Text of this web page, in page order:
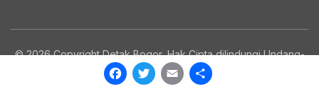
Facebook
Twitter
Email
© 2026 Copyright Detak Bogor, Hak Cipta dilindungi Undang-
undang.